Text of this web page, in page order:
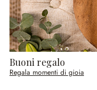
Buoni regalo
Regala momenti di gioia